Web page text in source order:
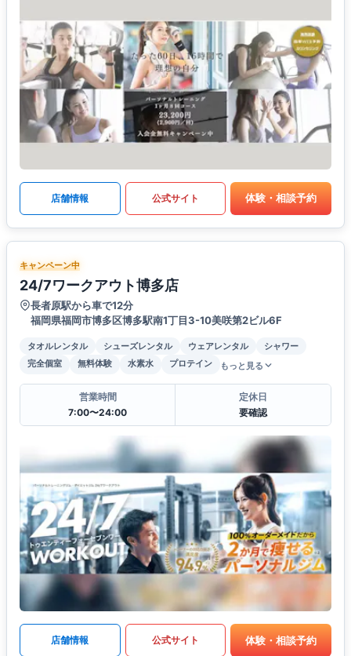
店舗情報 公式サイト 体験・相談予約
キャンペーン中
24/7ワークアウト博多店
長者原駅から車で12分
福岡県福岡市博多区博多駅南1丁目3-10美咲第2ビル6F
タオルレンタル シューズレンタル ウェアレンタル
シャワー
完全個室
無料体験 水素水 プロテイン もっと見る
営業時間
7:00〜24:00
定休日
要確認
店舗情報 公式サイト 体験・相談予約